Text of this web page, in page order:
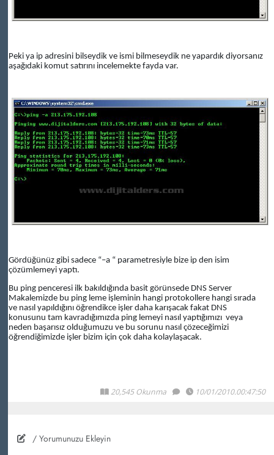
Peki ya ip adresini bilseydik ve ismi bilmeseydik ne yapardık diyorsanız
aşağıdaki komut satırını incelemekte fayda var.
Gördüğünüz gibi sadece “–a “ parametresiyle bize ip den isim
çözümlemeyi yaptı.
Bu ping penceresi ilk bakıldığında basit görünsede DNS Server
Makalemizde bu ping leme işleminin hangi protokollere hangi sırada
ve nasıl yapıldığını öğrendikce işler daha karışacak fakat DNS
konusunu tam kavradığımızda ping lemeyi nasıl yaptığımızı veya
neden başarısız olduğumuzu ve bu sorunu nasıl çözeceğimizi
öğrendiğimizde işler bizim için çok daha kolaylaşacak.
20,545 Okunma 10/01/2010.00:47:50
/ Yorumunuzu Ekleyin